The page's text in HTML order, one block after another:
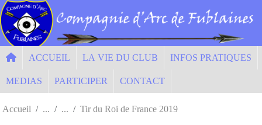
ACCUEIL LA VIE DU CLUB INFOS PRATIQUES
MEDIAS PARTICIPER CONTACT
Accueil Tir du Roi de France 2019
Panneau de gestion des cookies